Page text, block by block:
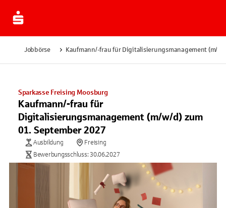
Jobbörse Kaufmann/-frau für Digitalisierungsmanagement (m/w/
Sparkasse Freising Moosburg
Kaufmann/-frau für
Digitalisierungsmanagement (m/w/d) zum
01. September 2027
Ausbildung
Freising
Bewerbungsschluss: 30.06.2027